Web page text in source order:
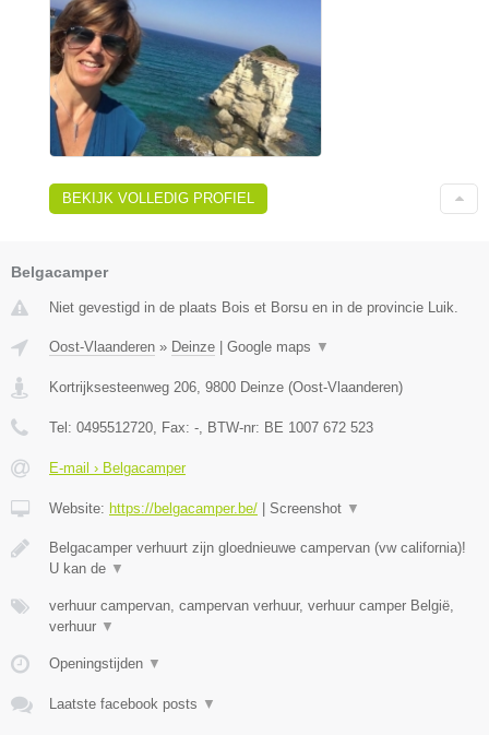
BEKIJK VOLLEDIG PROFIEL
Belgacamper
Niet gevestigd in de plaats Bois et Borsu en in de provincie Luik.
Oost-Vlaanderen » Deinze Google maps ▼
Kortrijksesteenweg 206, 9800 Deinze (Oost-Vlaanderen)
Tel: 0495512720, Fax: -, BTW-nr: BE 1007 672 523
E-mail › Belgacamper
Website: https://belgacamper.be/ Screenshot ▼
Belgacamper verhuurt zijn gloednieuwe campervan (vw california)!
U kan de ▼
verhuur campervan, campervan verhuur, verhuur camper België,
verhuur ▼
Openingstijden ▼
Laatste facebook posts ▼